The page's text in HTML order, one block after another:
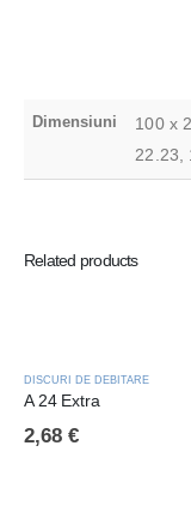
Dimensiuni
100 x
22.23,
Related products
DISCURI DE DEBITARE
A 24 Extra
2,68 €